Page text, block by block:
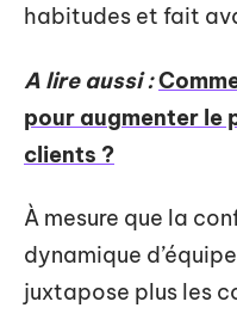
habitudes et fait
A lire aussi :
pour augmenter le
clients ?
À mesure que la
dynamique
juxtapose plus les